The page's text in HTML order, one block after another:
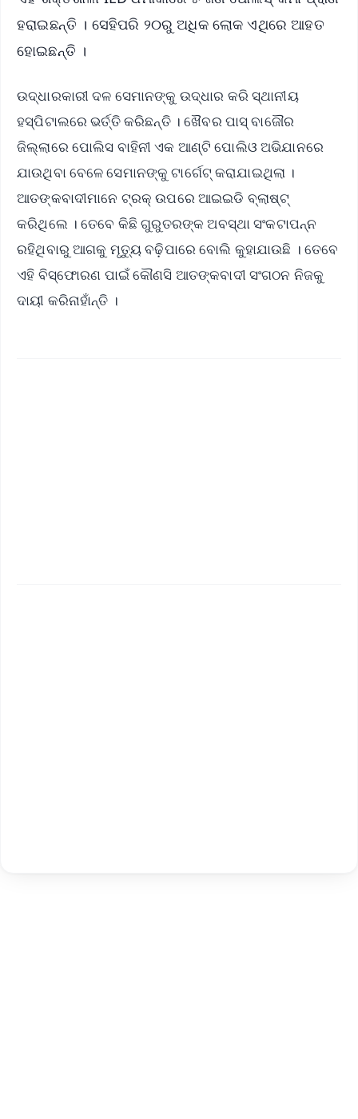
ହରାଇଛନ୍ତି । ସେହିପରି ୨୦ରୁ ଅଧିକ ଲୋକ ଏଥିରେ ଆହତ
ହୋଇଛନ୍ତି ।
ଉଦ୍ଧାରକାରୀ ଦଳ ସେମାନଙ୍କୁ ଉଦ୍ଧାର କରି ସ୍ଥାନୀୟ
ହସ୍ପିଟାଲରେ ଭର୍ତ୍ତି କରିଛନ୍ତି । ଖୈବର ପାସ୍ ବାଜୌର
ଜିଲ୍ଲାରେ ପୋଲିସ ବାହିନୀ ଏକ ଆଣ୍ଟି ପୋଲିଓ ଅଭିଯାନରେ
ଯାଉଥିବା ବେଳେ ସେମାନଙ୍କୁ ଟାର୍ଗେଟ୍ କରାଯାଇଥିଲା ।
ଆତଙ୍କବାଦୀମାନେ ଟ୍ରକ୍‌ ଉପରେ ଆଇଇଡି ବ୍ଲାଷ୍ଟ୍
କରିଥିଲେ । ତେବେ କିଛି ଗୁରୁତରଙ୍କ ଅବସ୍ଥା ସଂକଟାପନ୍ନ
ରହିଥିବାରୁ ଆଗକୁ ମୃତ୍ୟୁ ବଢ଼ିପାରେ ବୋଲି କୁହାଯାଉଛି । ତେବେ
ଏହି ବିସ୍ଫୋରଣ ପାଇଁ କୌଣସି ଆତଙ୍କବାଦୀ ସଂଗଠନ ନିଜକୁ
ଦାୟୀ କରିନାହାଁନ୍ତି ।